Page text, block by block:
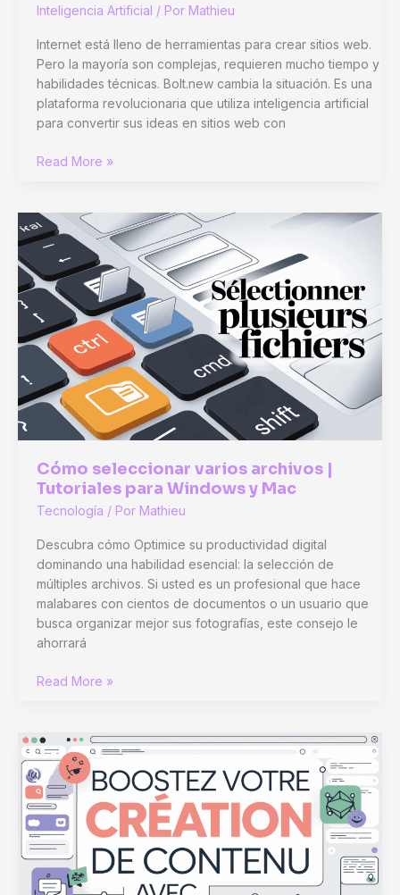
Inteligencia Artificial / Por Mathieu
Internet está lleno de herramientas para crear sitios web.
Pero la mayoría son complejas, requieren mucho tiempo y
habilidades técnicas. Bolt.new cambia la situación. Es una
plataforma revolucionaria que utiliza inteligencia artificial
para convertir sus ideas en sitios web con
Cree
web
profesional
20
minutos
con
Bolt.new
Read More »
Cómo seleccionar varios archivos |
Tutoriales para Windows y Mac
Tecnología / Por Mathieu
Descubra cómo Optimice su productividad digital
dominando una habilidad esencial: la selección de
múltiples archivos. Si usted es un profesional que hace
malabares con cientos de documentos o un usuario que
busca organizar mejor sus fotografías, este consejo le
ahorrará
Cómo
archivos
|
Tutoriales
para
Windows
y
Mac
Read More »